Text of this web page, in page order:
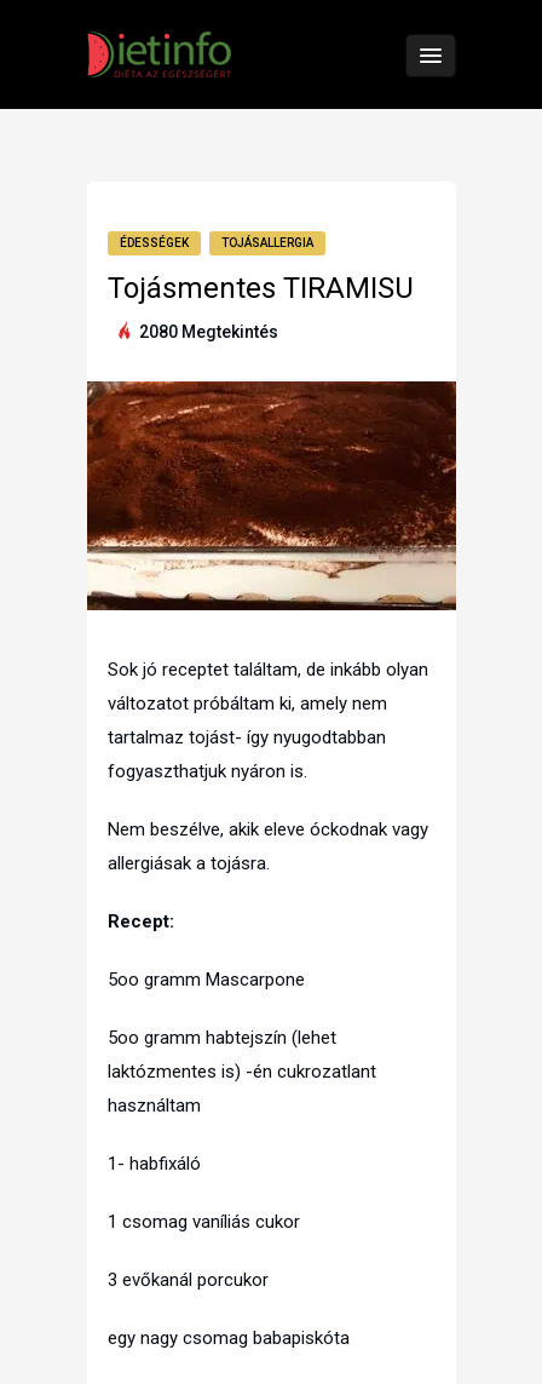
ÉDESSÉGEK TOJÁSALLERGIA
Tojásmentes TIRAMISU
2080 Megtekintés
Sok jó receptet találtam, de inkább olyan
változatot próbáltam ki, amely nem
tartalmaz tojást- így nyugodtabban
fogyaszthatjuk nyáron is.
Nem beszélve, akik eleve óckodnak vagy
allergiásak a tojásra.
Recept:
5oo gramm Mascarpone
5oo gramm habtejszín (lehet
laktózmentes is) -én cukrozatlant
használtam
1- habfixáló
1 csomag vaníliás cukor
3 evőkanál porcukor
egy nagy csomag babapiskóta